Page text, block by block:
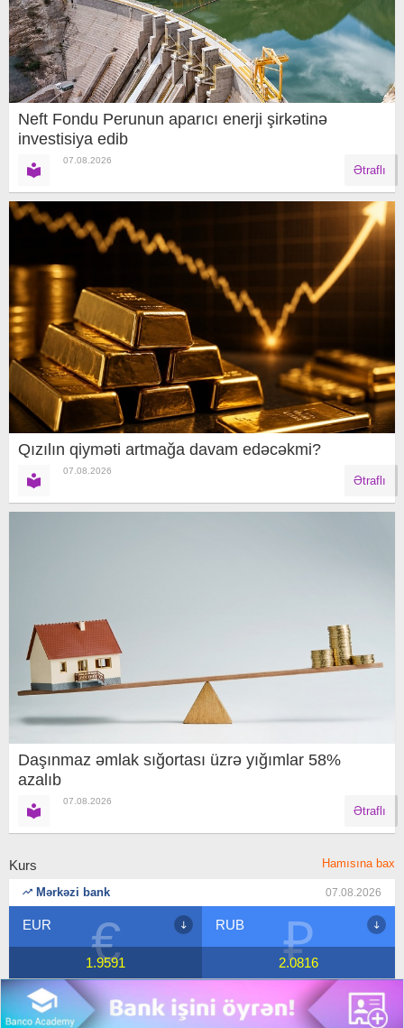
Neft Fondu Perunun aparıcı enerji şirkətinə
investisiya edib
07.08.2026
Ətraflı
Qızılın qiyməti artmağa davam edəcəkmi?
07.08.2026
Ətraflı
Daşınmaz əmlak sığortası üzrə yığımlar 58%
azalıb
07.08.2026
Ətraflı
Kurs Hamısına bax
Mərkəzi bank 07.08.2026
€ ₽
RUB USD